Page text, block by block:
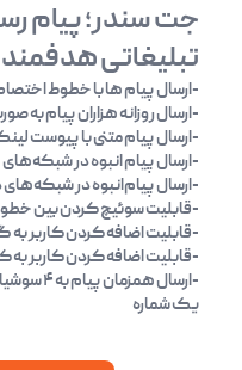
جت سندر؛ پیام
تبلیغاتی هدفمند
-ارسال پیام ها با خطوط
-ارسال روزانه هزاران پیام به
-ارسال پیام متنی با پیوست
-ارسال پیام‌ انبوه در
-ارسال پیام‌انبوه در
-قابلیت سوئیچ کردن بین خطوط
-قابلیت اضافه کردن کاربر به
-قابلیت اضافه کردن کاربر به
یک شماره